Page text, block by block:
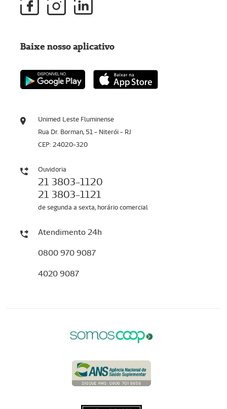
Unimed Leste Fluminense
Rua Dr. Borman, 51 - Niterói - RJ
CEP: 24020-320
Ouvidoria
21 3803-1120
21 3803-1121
de segunda a sexta, horário comercial
Atendimento 24h
0800 970 9087
4020 9087
Baixe nosso aplicativo